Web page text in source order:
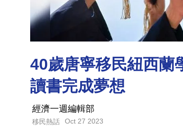
40歲唐寧移民紐西
讀書完成夢想
經濟一週編輯部
移民熱話 Oct 27 2023